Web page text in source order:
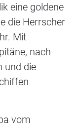
eine goldene
die Herrscher
Mit
nach
und die
vom